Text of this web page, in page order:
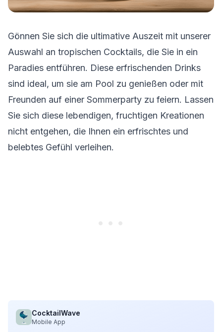
Gönnen Sie sich die ultimative Auszeit mit unserer
Auswahl an tropischen Cocktails, die Sie in ein
Paradies entführen. Diese erfrischenden Drinks
sind ideal, um sie am Pool zu genießen oder mit
Freunden auf einer Sommerparty zu feiern. Lassen
Sie sich diese lebendigen, fruchtigen Kreationen
nicht entgehen, die Ihnen ein erfrischtes und
belebtes Gefühl verleihen.
CocktailWave
Mobile App